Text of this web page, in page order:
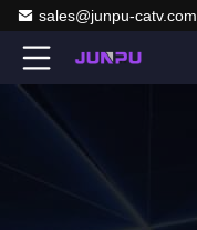
sales@junpu-catv.com